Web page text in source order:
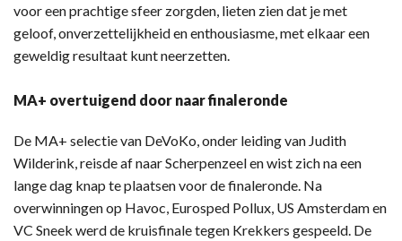
voor een prachtige sfeer zorgden, lieten zien dat je met
geloof, onverzettelijkheid en enthousiasme, met elkaar een
geweldig resultaat kunt neerzetten.
MA+ overtuigend door naar finaleronde
De MA+ selectie van DeVoKo, onder leiding van Judith
Wilderink, reisde af naar Scherpenzeel en wist zich na een
lange dag knap te plaatsen voor de finaleronde. Na
overwinningen op Havoc, Eurosped Pollux, US Amsterdam en
VC Sneek werd de kruisfinale tegen Krekkers gespeeld. De